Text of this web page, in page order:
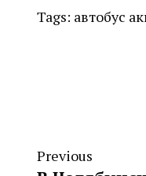
Tags: автобус
Previous